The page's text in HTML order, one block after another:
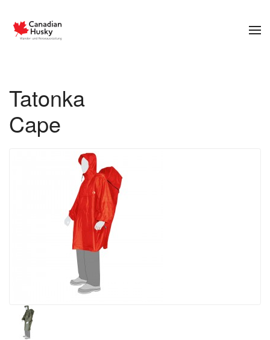
Zum Hauptinhalt springen
Tatonka
Cape